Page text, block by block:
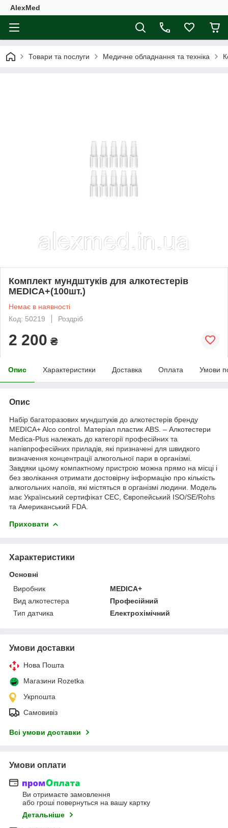
AlexMed
Товари та послуги Медичне обладнання та техніка
Комплект мундштуків для алкотестерів
MEDICA+(100шт.)
Немає в наявності
Код: 50219
Роздріб
2 200 ₴
Опис Характеристики Доставка Оплата Умови
Опис
Набір багаторазових мундштуків до алкотестерів бренду
MEDICA+ Alco control. Матеріал пластик ABS. – Алкотестери
Medica-Plus належать до категорії професійних та
напівпрофесійних приладів, які призначені для швидкого
визначення концентрації алкогольної пари в організмі.
Завдяки цьому компактному пристрою можна прямо на місці і
без зволікання отримати достовірну інформацію про кількість
алкогольних напоїв, які містяться в організмі людини. Модель
має Український сертифікат СЕС, Європейський ISO/SE/Rohs
та Американський FDA.
Приховати
Характеристики
Основні
Виробник
MEDICA+
Вид алкотестера
Професійний
Тип датчика
Електрохімічний
Умови доставки
Нова Пошта
Магазини Rozetka
Укрпошта
Самовивіз
Всі умови доставки
Умови оплати
Ви отримаєте замовлення
або гроші повернуться на вашу картку
Детальніше